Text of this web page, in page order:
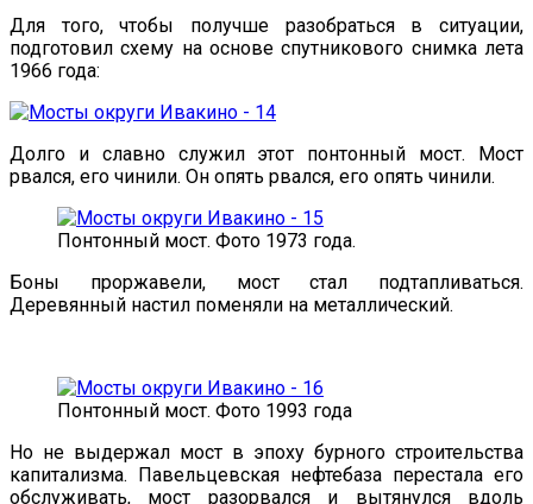
Для того, чтобы получше разобраться в ситуации,
подготовил схему на основе спутникового снимка лета
1966 года:
Долго и славно служил этот понтонный мост. Мост
рвался, его чинили. Он опять рвался, его опять чинили.
Понтонный мост. Фото 1973 года.
Боны проржавели, мост стал подтапливаться.
Деревянный настил поменяли на металлический.
Понтонный мост. Фото 1993 года
Но не выдержал мост в эпоху бурного строительства
капитализма. Павельцевская нефтебаза перестала его
обслуживать, мост разорвался и вытянулся вдоль